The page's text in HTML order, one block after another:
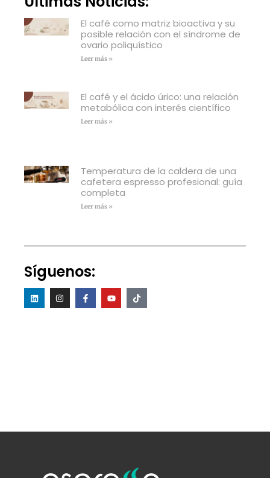
El café como matriz bioactiva y su
posible relación con el síndrome de
ovario poliquístico
Leer más »
El café y el ácido úrico: una relación
metabólica con interés científico
Leer más »
Temperatura de la caldera de una
cafetera espresso profesional: guía
completa
Leer más »
Síguenos: